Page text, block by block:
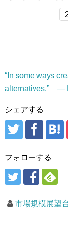
“In some ways
alternatives.” —
シェアする
フォローする
市場規模展望